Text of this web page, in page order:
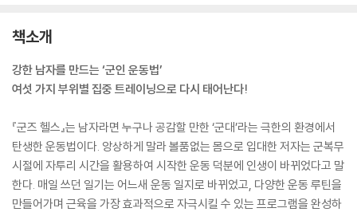
책소개
강한 남자를 만드는 ‘군인 운동법’
여섯 가지 부위별 집중 트레이닝으로 다시 태어난다!
『군즈 헬스』는 남자라면 누구나 공감할 만한 ‘군대’라는 극한의 환경에서
탄생한 운동법이다. 앙상하게 말라 볼품없는 몸으로 입대한 저자는 군복무
시절에 자투리 시간을 활용하여 시작한 운동 덕분에 인생이 바뀌었다고 말
한다. 매일 쓰던 일기는 어느새 운동 일지로 바뀌었고, 다양한 운동 루틴을
만들어가며 근육을 가장 효과적으로 자극시킬 수 있는 프로그램을 완성하